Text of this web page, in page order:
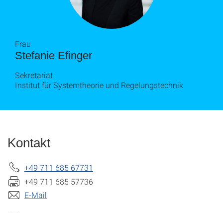
Stefanie Efinger
Frau
Sekretariat
Institut für Systemtheorie und Regelungstechnik
Kontakt
+49 711 685 67731
+49 711 685 57736
E-Mail